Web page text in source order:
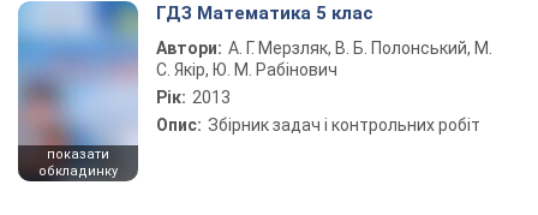
показати
обкладинку
ГДЗ Математика 5 клас
Автори: А. Г. Мерзляк, В. Б. Полонський, М.
С. Якір, Ю. М. Рабінович
Рік: 2013
Опис: Збірник задач і контрольних робіт